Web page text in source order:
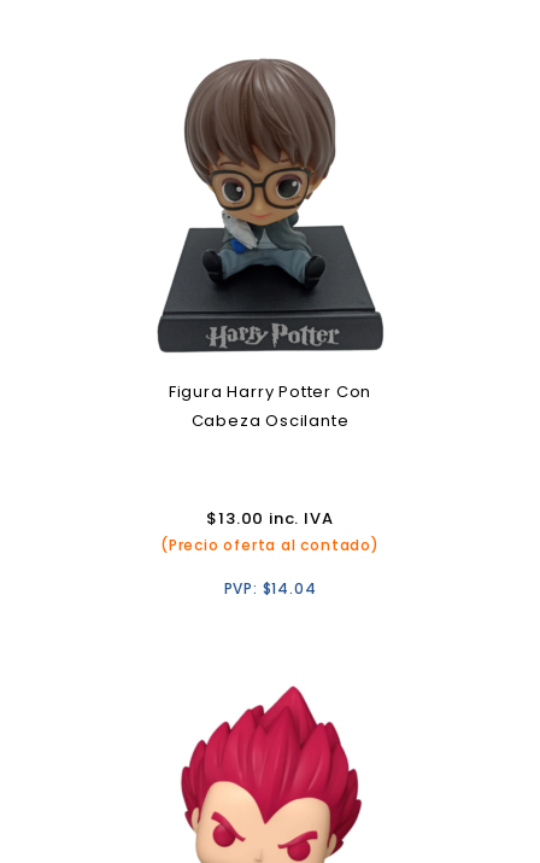
Figura Harry Potter Con
Cabeza Oscilante
$13.00 inc. IVA
(Precio oferta al contado)
PVP: $14.04